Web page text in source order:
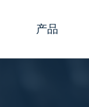
产品